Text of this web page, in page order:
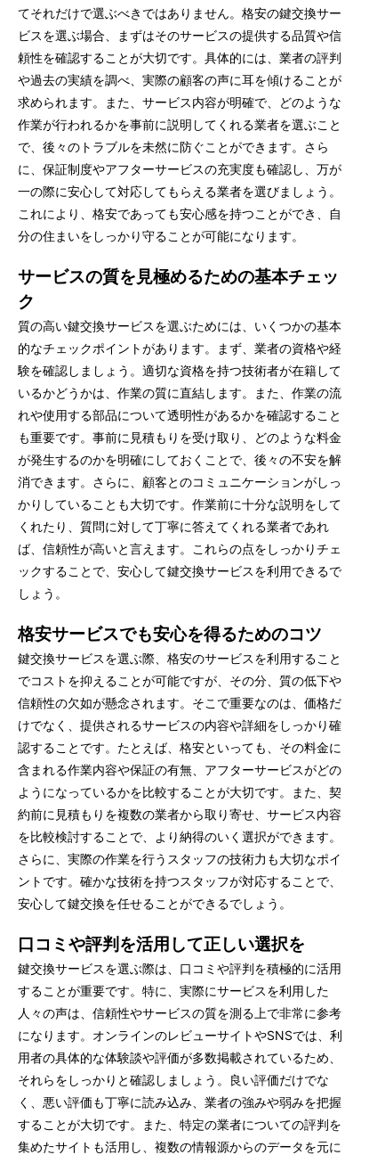
てそれだけで選ぶべきではありません。格安の鍵交換サー
ビスを選ぶ場合、まずはそのサービスの提供する品質や信
頼性を確認することが大切です。具体的には、業者の評判
や過去の実績を調べ、実際の顧客の声に耳を傾けることが
求められます。また、サービス内容が明確で、どのような
作業が行われるかを事前に説明してくれる業者を選ぶこと
で、後々のトラブルを未然に防ぐことができます。さら
に、保証制度やアフターサービスの充実度も確認し、万が
一の際に安心して対応してもらえる業者を選びましょう。
これにより、格安であっても安心感を持つことができ、自
分の住まいをしっかり守ることが可能になります。
サービスの質を見極めるための基本チェッ
ク
質の高い鍵交換サービスを選ぶためには、いくつかの基本
的なチェックポイントがあります。まず、業者の資格や経
験を確認しましょう。適切な資格を持つ技術者が在籍して
いるかどうかは、作業の質に直結します。また、作業の流
れや使用する部品について透明性があるかを確認すること
も重要です。事前に見積もりを受け取り、どのような料金
が発生するのかを明確にしておくことで、後々の不安を解
消できます。さらに、顧客とのコミュニケーションがしっ
かりしていることも大切です。作業前に十分な説明をして
くれたり、質問に対して丁寧に答えてくれる業者であれ
ば、信頼性が高いと言えます。これらの点をしっかりチェ
ックすることで、安心して鍵交換サービスを利用できるで
しょう。
格安サービスでも安心を得るためのコツ
鍵交換サービスを選ぶ際、格安のサービスを利用すること
でコストを抑えることが可能ですが、その分、質の低下や
信頼性の欠如が懸念されます。そこで重要なのは、価格だ
けでなく、提供されるサービスの内容や詳細をしっかり確
認することです。たとえば、格安といっても、その料金に
含まれる作業内容や保証の有無、アフターサービスがどの
ようになっているかを比較することが大切です。また、契
約前に見積もりを複数の業者から取り寄せ、サービス内容
を比較検討することで、より納得のいく選択ができます。
さらに、実際の作業を行うスタッフの技術力も大切なポイ
ントです。確かな技術を持つスタッフが対応することで、
安心して鍵交換を任せることができるでしょう。
口コミや評判を活用して正しい選択を
鍵交換サービスを選ぶ際は、口コミや評判を積極的に活用
することが重要です。特に、実際にサービスを利用した
人々の声は、信頼性やサービスの質を測る上で非常に参考
になります。オンラインのレビューサイトやSNSでは、利
用者の具体的な体験談や評価が多数掲載されているため、
それらをしっかりと確認しましょう。良い評価だけでな
く、悪い評価も丁寧に読み込み、業者の強みや弱みを把握
することが大切です。また、特定の業者についての評判を
集めたサイトも活用し、複数の情報源からのデータを元に